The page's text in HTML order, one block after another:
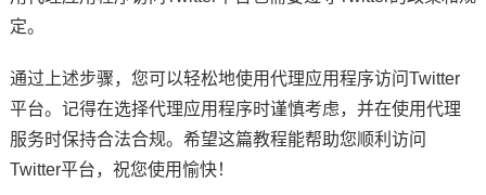
定。
通过上述步骤，您可以轻松地使用代理应用程序访问Twitter
平台。记得在选择代理应用程序时谨慎考虑，并在使用代理
服务时保持合法合规。希望这篇教程能帮助您顺利访问
Twitter平台，祝您使用愉快！